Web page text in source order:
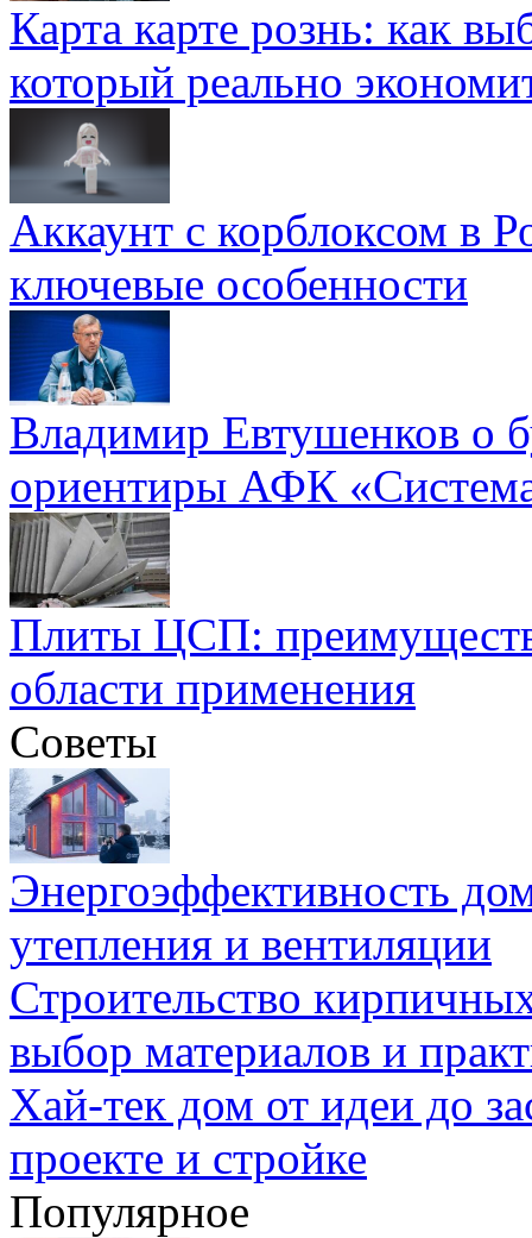
Карта карте рознь: как
который реально
Аккаунт с корблоксом в
ключевые особенности
Владимир Евтушенков о
ориентиры АФК
Плиты ЦСП:
области применения
Советы
Энергоэффективность
утепления и вентиляции
Строительство
выбор материалов и
Хай-тек дом от идеи до
проекте и стройке
Популярное